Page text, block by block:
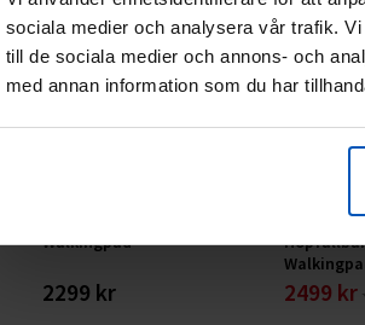
sociala medier och analysera vår trafik.
till de sociala medier och annons- och
med annan information som du har
Walkingpad
2299 kr
FitNord
2499 kr